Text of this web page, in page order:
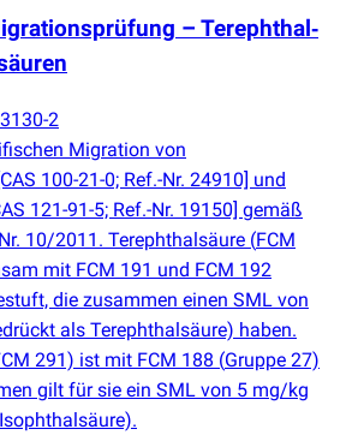
– Terephthal‑
2
Migration von
100-21-0; Ref.-Nr. 24910] und
121-91-5; Ref.-Nr. 19150] gemäß
10/2011. Terephthalsäure (FCM
mit FCM 191 und FCM 192
die zusammen einen SML von
als Terephthalsäure) haben.
291) ist mit FCM 188 (Gruppe 27)
gilt für sie ein SML von 5 mg/kg